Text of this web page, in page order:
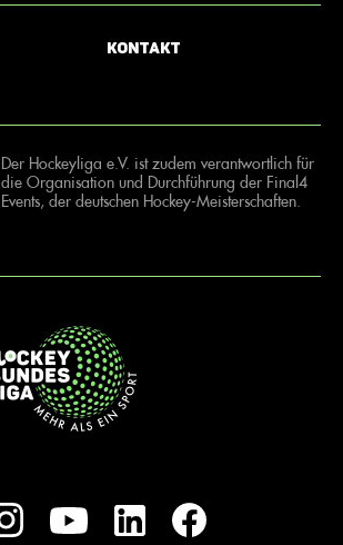
Kontakt
Der Hockeyliga e.V. ist zudem verantwortlich für
die Organisation und Durchführung der Final4
Events, der deutschen Hockey-Meisterschaften.